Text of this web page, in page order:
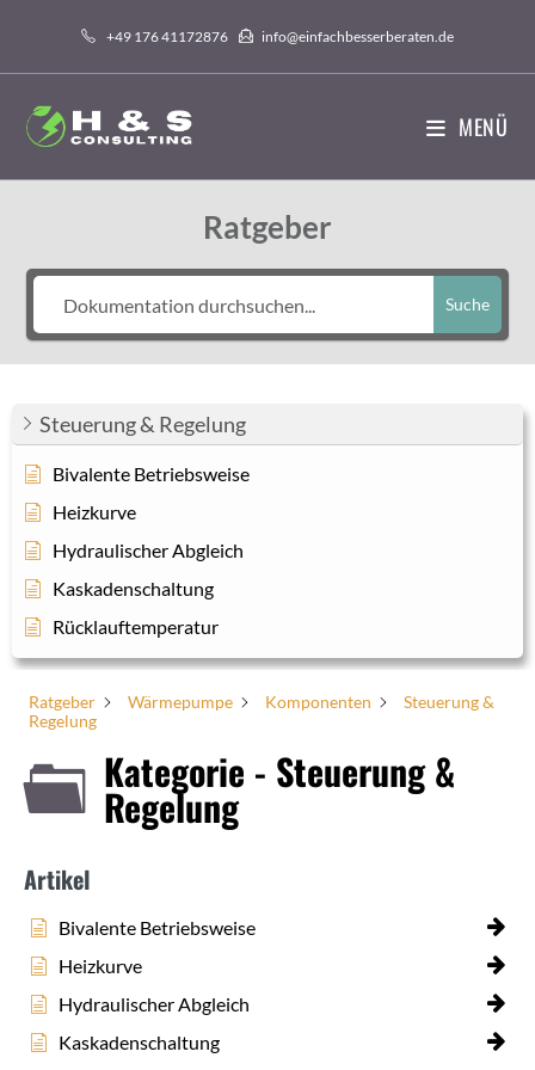
springen
+49 176 41172876 info@einfachbesserberaten.de
MENÜ
Ratgeber
Suche
Steuerung & Regelung
Bivalente Betriebsweise
Heizkurve
Hydraulischer Abgleich
Kaskadenschaltung
Rücklauftemperatur
Ratgeber Wärmepumpe Komponenten
Steuerung &
Regelung
Kategorie - Steuerung &
Regelung
Artikel
Bivalente Betriebsweise
Heizkurve
Hydraulischer Abgleich
Kaskadenschaltung